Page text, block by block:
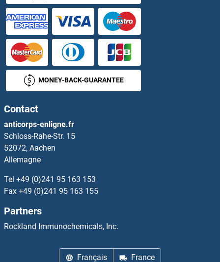
HS3ST1 Kits ELISA
HS3ST2 Kits ELISA
HS3ST3A1 Kits ELISA
HS3ST4 Kits ELISA
HS3ST5 Kits ELISA
HS6ST2 Kits ELISA
HS6ST3 Kits ELISA
HSBP1 Kits ELISA
Hsc70 Kits ELISA
HSD11B1 Kits ELISA
MONEY-BACK-GUARANTEE
Contact
anticorps-enligne.fr
Schloss-Rahe-Str. 15
52072, Aachen
Allemagne
Tel +49 (0)241 95 163 153
Fax +49 (0)241 95 163 155
Partners
Rockland Immunochemicals, Inc.
Français France